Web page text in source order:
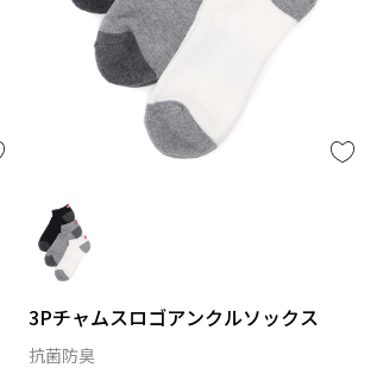
3Pチャムスロゴアンクルソックス
抗菌防臭